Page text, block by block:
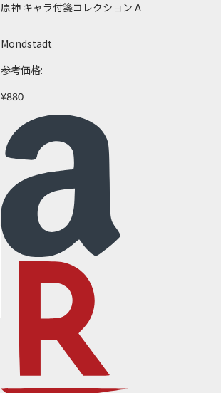
原神 キャラ付箋コレクション A
Mondstadt
参考価格:
¥880